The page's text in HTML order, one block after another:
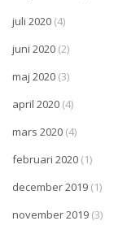
juli 2020 (4)
juni 2020 (2)
maj 2020 (3)
april 2020 (4)
mars 2020 (4)
februari 2020 (1)
december 2019 (1)
november 2019 (3)